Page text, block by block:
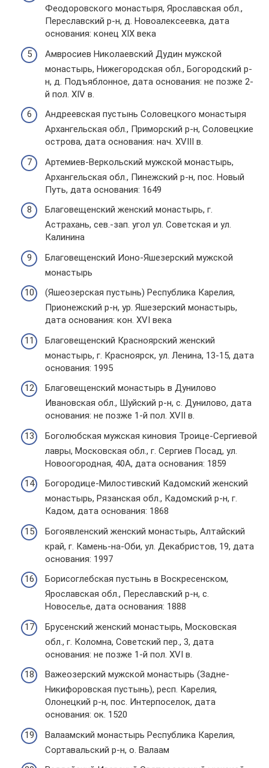
Феодоровского монастыря, Ярославская обл.,
Переславский р-н, д. Новоалексеевка, дата
основания: конец XIX века
Амвросиев Николаевский Дудин мужской
монастырь, Нижегородская обл., Богородский р-
н, д. Подъяблонное, дата основания: не позже 2-
й пол. XIV в.
Андреевская пустынь Соловецкого монастыря
Архангельская обл., Приморский р-н, Соловецкие
острова, дата основания: нач. XVIII в.
Артемиев-Веркольский мужской монастырь,
Архангельская обл., Пинежский р-н, пос. Новый
Путь, дата основания: 1649
Благовещенский женский монастырь, г.
Астрахань, сев.-зап. угол ул. Советская и ул.
Калинина
Благовещенский Ионо-Яшезерский мужской
монастырь
(Яшеозерская пустынь) Республика Карелия,
Прионежский р-н, ур. Яшезерский монастырь,
дата основания: кон. XVI века
Благовещенский Красноярский женский
монастырь, г. Красноярск, ул. Ленина, 13-15, дата
основания: 1995
Благовещенский монастырь в Дунилово
Ивановская обл., Шуйский р-н, с. Дунилово, дата
основания: не позже 1-й пол. XVII в.
Боголюбская мужская киновия Троице-Сергиевой
лавры, Московская обл., г. Сергиев Посад, ул.
Новоогородная, 40А, дата основания: 1859
Богородице-Милостивский Кадомский женский
монастырь, Рязанская обл., Кадомский р-н, г.
Кадом, дата основания: 1868
Богоявленский женский монастырь, Алтайский
край, г. Камень-на-Оби, ул. Декабристов, 19, дата
основания: 1997
Борисоглебская пустынь в Воскресенском,
Ярославская обл., Переславский р-н, с.
Новоселье, дата основания: 1888
Брусенский женский монастырь, Московская
обл., г. Коломна, Советский пер., 3, дата
основания: не позже 1-й пол. XVI в.
Важеозерский мужской монастырь (Задне-
Никифоровская пустынь), респ. Карелия,
Олонецкий р-н, пос. Интерпоселок, дата
основания: ок. 1520
Валаамский монастырь Республика Карелия,
Сортавальский р-н, о. Валаам